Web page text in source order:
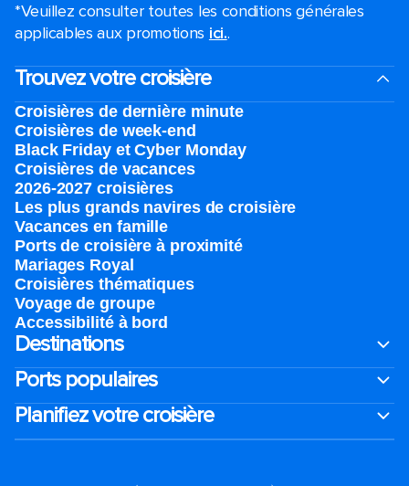
*Veuillez consulter toutes les conditions générales
applicables aux promotions ici..
Trouvez votre croisière
Croisières de dernière minute
Croisières de week-end
Black Friday et Cyber Monday
Croisières de vacances
2026-2027 croisières
Les plus grands navires de croisière
Vacances en famille
Ports de croisière à proximité
Mariages Royal
Croisières thématiques
Voyage de groupe​
Accessibilité à bord​
Destinations
Ports populaires
Planifiez votre croisière